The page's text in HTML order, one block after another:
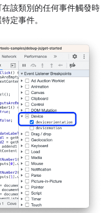
該類別的任何事件觸發時
定事件。